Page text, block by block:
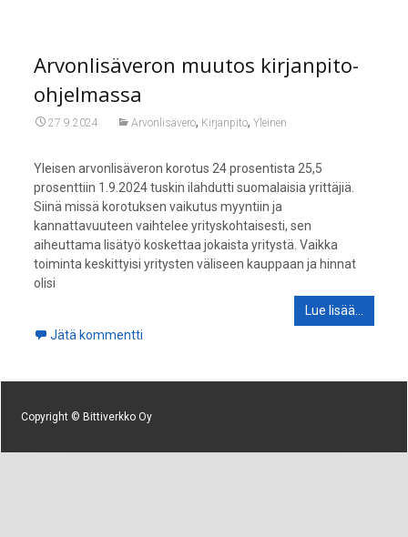
Arvonlisäveron muutos kirjanpito-
ohjelmassa
27.9.2024 Arvonlisävero, Kirjanpito, Yleinen
Yleisen arvonlisäveron korotus 24 prosentista 25,5
prosenttiin 1.9.2024 tuskin ilahdutti suomalaisia yrittäjiä.
Siinä missä korotuksen vaikutus myyntiin ja
kannattavuuteen vaihtelee yrityskohtaisesti, sen
aiheuttama lisätyö koskettaa jokaista yritystä. Vaikka
toiminta keskittyisi yritysten väliseen kauppaan ja hinnat
olisi
Lue lisää…
Jätä kommentti
Copyright © Bittiverkko Oy